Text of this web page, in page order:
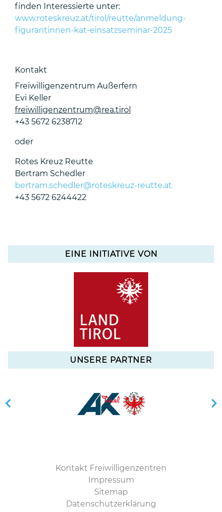
finden Interessierte unter:
www.roteskreuz.at/tirol/reutte/anmeldung-
figurantinnen-kat-einsatzseminar-2025
Kontakt
Freiwilligenzentrum Außerfern
Evi Keller
freiwilligenzentrum@rea.tirol
+43 5672 6238712
oder
Rotes Kreuz Reutte
Bertram Schedler
bertram.schedler@roteskreuz-reutte.at
+43 5672 6244422
EINE INITIATIVE VON
UNSERE PARTNER
Kontakt Freiwilligenzentren
Impressum
Sitemap
Datenschutzerklärung